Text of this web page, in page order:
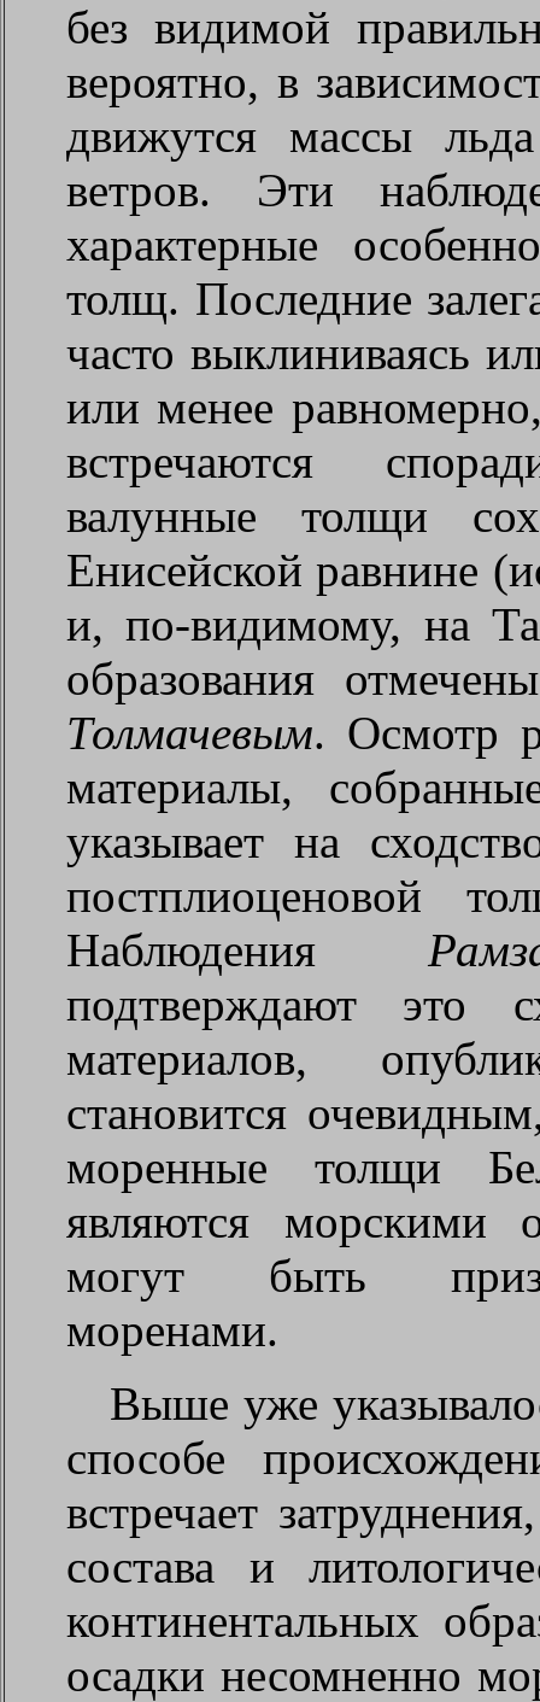
без видимой
вероятно, в
движутся массы
ветров. Эти
характерные
толщ. Последние
часто выклиниваясь
или менее
встречаются
валунные толщи
Енисейской равнине
и, по-видимому, на
образования
Толмачевым. Осмотр
материалы,
указывает на
постплиоценовой
Наблюдения
подтверждают это
материалов,
становится
моренные толщи
являются морскими
могут быть
моренами.
Выше уже
способе
встречает
состава и
континентальных
осадки несомненно